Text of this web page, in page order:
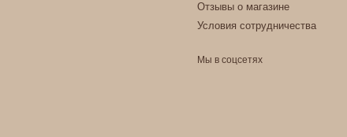
Отзывы о магазине
Условия сотрудничества
Мы в соцсетях